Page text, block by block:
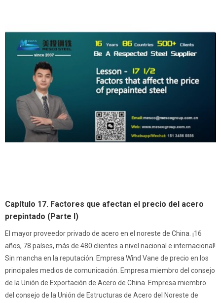
Capítulo 17. Factores que afectan el precio del acero
prepintado (Parte I)
El mayor proveedor privado de acero en el noreste de China. ¡16
años, 78 países, más de 480 clientes a nivel nacional e internacional!
Sin mancha en la reputación. Empresa Wind Vane de precio en los
principales medios de comunicación. Empresa miembro del consejo
de la Unión de Exportación de Acero de China. Empresa miembro
del consejo de la Unión de Estructuras de Acero del Noreste de